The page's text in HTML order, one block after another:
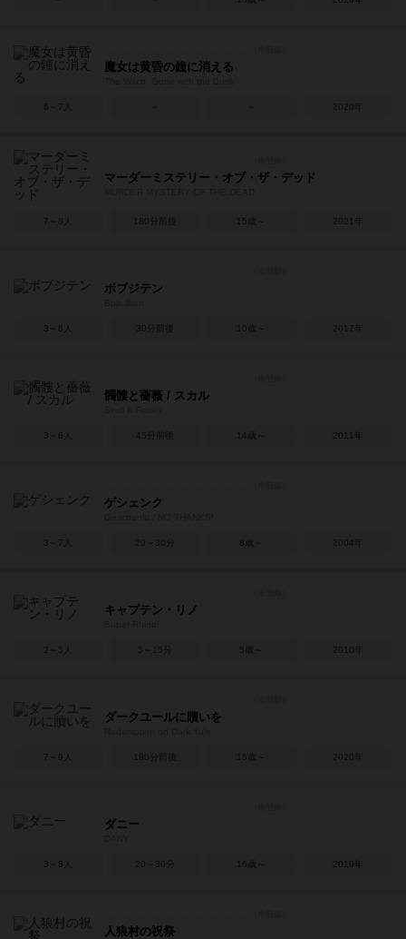
魔女は黄昏の鐘に消える
6～7人 2020年
マーダーミステリー・オブ・ザ・デッド
7～8人 180分前後 15歳～ 2021年
ボブジテン
3～8人 30分前後 10歳～ 2017年
髑髏と薔薇 / スカル
3～6人 45分前後 14歳～ 2011年
ゲシェンク
3～7人 20～30分 8歳～ 2004年
キャプテン・リノ
2～5人 5～15分 5歳～ 2010年
ダークユールに贖いを
7～9人 180分前後 15歳～ 2020年
ダニー
3～8人 20～30分 16歳～ 2019年
人狼村の祝祭